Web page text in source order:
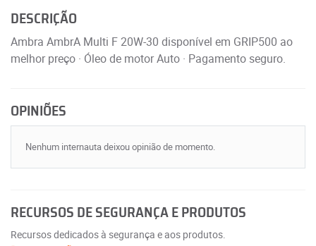
DESCRIÇÃO
Ambra AmbrA Multi F 20W-30 disponível em GRIP500 ao
melhor preço · Óleo de motor Auto · Pagamento seguro.
OPINIÕES
Nenhum internauta deixou opinião de momento.
RECURSOS DE SEGURANÇA E PRODUTOS
Recursos dedicados à segurança e aos produtos.